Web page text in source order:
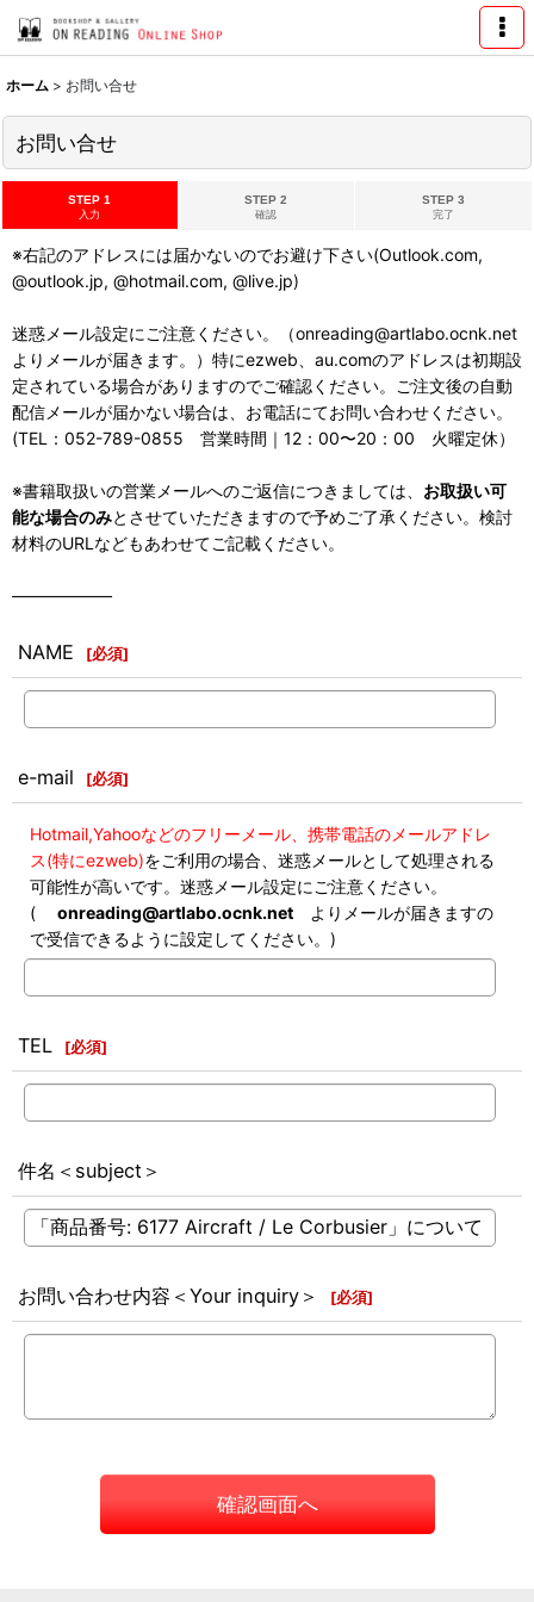
ホーム > お問い合せ
お問い合せ
STEP 1
入力
STEP 2
確認
STEP 3
完了
※右記のアドレスには届かないのでお避け下さい(Outlook.com,
@outlook.jp, @hotmail.com, @live.jp)
迷惑メール設定にご注意ください。（onreading@artlabo.ocnk.net
よりメールが届きます。）特にezweb、au.comのアドレスは初期設
定されている場合がありますのでご確認ください。ご注文後の自動
配信メールが届かない場合は、お電話にてお問い合わせください。
(TEL：052-789-0855 営業時間｜12：00〜20：00 火曜定休）
※書籍取扱いの営業メールへのご返信につきましては、 お取扱い可
能な場合のみとさせていただきますので予めご了承ください。検討
材料のURLなどもあわせてご記載ください。
――――――
NAME [必須]
e-mail [必須]
Hotmail,Yahooなどのフリーメール、携帯電話のメールアドレ
ス(特にezweb)をご利用の場合、迷惑メールとして処理される
可能性が高いです。迷惑メール設定にご注意ください。
( onreading@artlabo.ocnk.net よりメールが届きますの
で受信できるように設定してください。)
TEL [必須]
件名＜subject＞
お問い合わせ内容＜Your inquiry＞ [必須]
確認画面へ